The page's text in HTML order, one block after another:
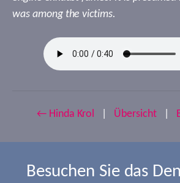
was among the victims.
← Hinda Krol Übersicht
Besuchen Sie das